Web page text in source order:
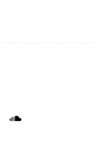
soundcloud